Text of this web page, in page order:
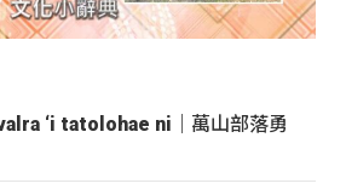
‘i tatolohae ni｜萬山部落勇